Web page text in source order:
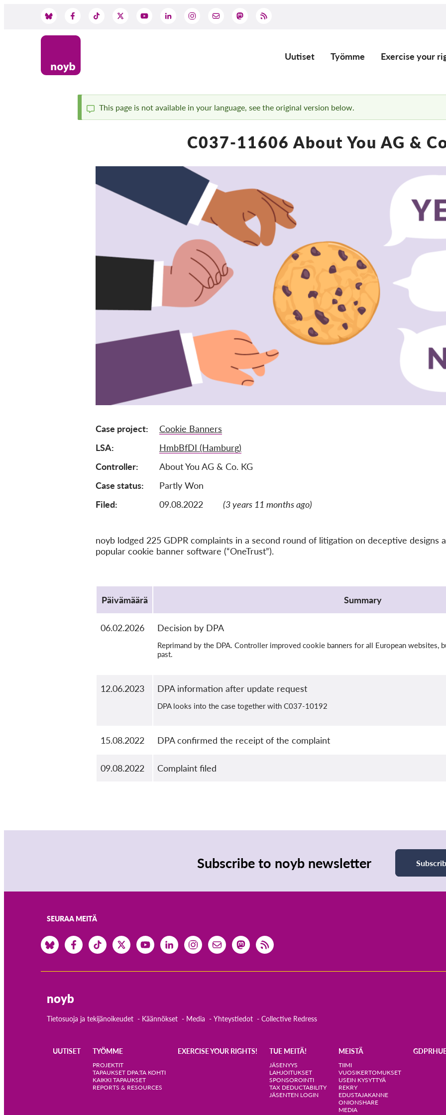
Main
Uutiset Työmme Exercise your
Status
This page is not available in your language, see the original version below.
C037-11606 About You AG &
Case project
Cookie Banners
LSA
HmbBfDI (Hamburg)
Controller
About You AG & Co. KG
Case status
Partly Won
Filed:
09.08.2022 (3 years 11 months ago)
noyb lodged 225 GDPR complaints in a second round of litigation on deceptive designs
popular cookie banner software (“OneTrust”).
Päivämäärä
Summary
06.02.2026 Decision by DPA
Reprimand by the DPA. Controller improved cookie banners for all European websites,
past.
12.06.2023 DPA information after update request
DPA looks into the case together with C037-10192
15.08.2022 DPA confirmed the receipt of the complaint
09.08.2022 Complaint filed
Subscribe to noyb newsletter
SEURAA MEITÄ
noyb
Tietosuoja ja tekijänoikeudet Käännökset Media Yhteystiedot Collective Redress
navigation
UUTISET TYÖMME
PROJEKTIT
TAPAUKSET DPA:TA KOHTI
KAIKKI TAPAUKSET
REPORTS & RESOURCES
EXERCISE YOUR RIGHTS! TUE MEITÄ!
JÄSENYYS
LAHJOITUKSET
SPONSOROINTI
TAX DEDUCTABILITY
JÄSENTEN LOGIN
MEISTÄ
TIIMI
VUOSIKERTOMUKSET
USEIN KYSYTTYÄ
REKRY
EDUSTAJAKANNE
ONIONSHARE
MEDIA